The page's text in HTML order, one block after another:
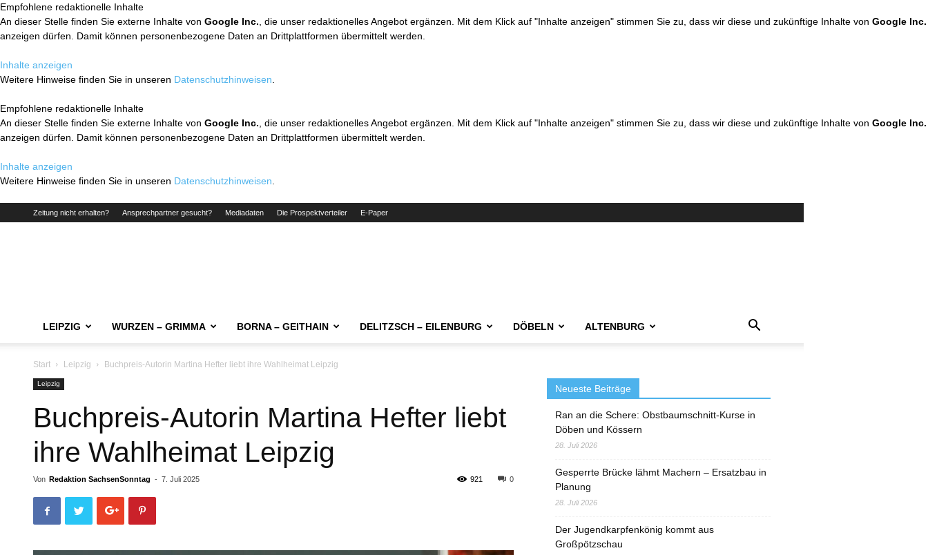
Empfohlene redaktionelle Inhalte
An dieser Stelle finden Sie externe Inhalte von Google Inc. , die unser redaktionelles Angebot ergänzen. Mit dem Klick auf "Inhalte anzeigen" stimmen Sie zu, dass wir diese und zukünftige Inhalte von Google Inc.
anzeigen dürfen. Damit können personenbezogene Daten an Drittplattformen übermittelt werden.
Inhalte anzeigen
Weitere Hinweise finden Sie in unseren Datenschutzhinweisen
Empfohlene redaktionelle Inhalte
An dieser Stelle finden Sie externe Inhalte von Google Inc. , die unser redaktionelles Angebot ergänzen. Mit dem Klick auf "Inhalte anzeigen" stimmen Sie zu, dass wir diese und zukünftige Inhalte von Google Inc.
anzeigen dürfen. Damit können personenbezogene Daten an Drittplattformen übermittelt werden.
Inhalte anzeigen
Weitere Hinweise finden Sie in unseren Datenschutzhinweisen
Zeitung nicht erhalten? Ansprechpartner gesucht? Mediadaten Die Prospektverteiler E-Paper
LEIPZIG WURZEN – GRIMMA BORNA – GEITHAIN DELITZSCH – EILENBURG DÖBELN ALTENBURG
Start Leipzig Buchpreis-Autorin Martina Hefter liebt ihre Wahlheimat Leipzig
Leipzig
Buchpreis-Autorin Martina Hefter liebt
ihre Wahlheimat Leipzig
Von Redaktion SachsenSonntag - 7. Juli 2025 0
921
Neueste Beiträge
Ran an die Schere: Obstbaumschnitt-Kurse in
Döben und Kössern
28. Juli 2026
Gesperrte Brücke lähmt Machern – Ersatzbau in
Planung
28. Juli 2026
Der Jugendkarpfenkönig kommt aus
Großpötzschau